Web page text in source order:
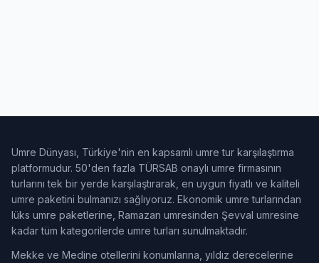
Umre Dünyası, Türkiye'nin en kapsamlı umre tur karşılaştırma
platformudur. 50'den fazla TÜRSAB onaylı umre firmasının
turlarını tek bir yerde karşılaştırarak, en uygun fiyatlı ve kaliteli
umre paketini bulmanızı sağlıyoruz. Ekonomik umre turlarından
lüks umre paketlerine, Ramazan umresinden Şevval umresine
kadar tüm kategorilerde umre turları sunulmaktadır.
Mekke ve Medine otellerini konumlarına, yıldız derecelerine